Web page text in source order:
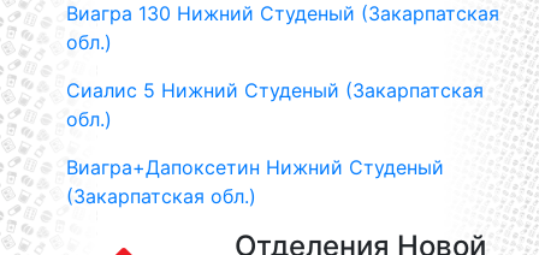
Виагра 130 Нижний Студеный (Закарпатская
обл.)
Сиалис 5 Нижний Студеный (Закарпатская
обл.)
Виагра+Дапоксетин Нижний Студеный
(Закарпатская обл.)
Отделения Новой